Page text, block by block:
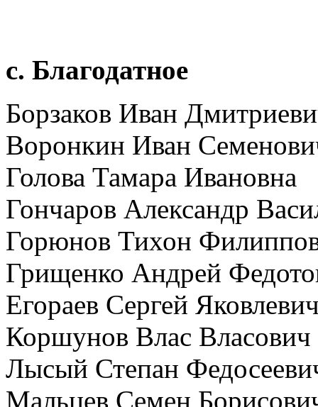
с. Благодатное
Борзаков Иван
Воронкин Иван
Голова Тамара Ивановна
Гончаров Александр
Горюнов Тихон
Грищенко Андрей
Егораев Сергей
Коршунов Влас Власович
Лысый Степан
Мальцев Семен